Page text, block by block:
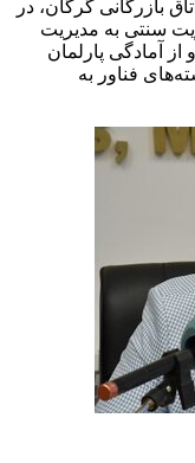
بازرگانی گرگان، در
سنتی به مدیریت
آمادگی پارلمان
فناور به